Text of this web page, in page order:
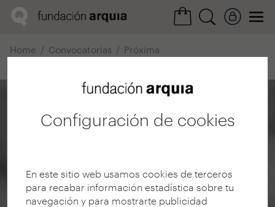
Configuración de cookies
En este sitio web usamos cookies de terceros
para recabar información estadística sobre tu
navegación y para mostrarte publicidad
Home Convocatorias
Próxima